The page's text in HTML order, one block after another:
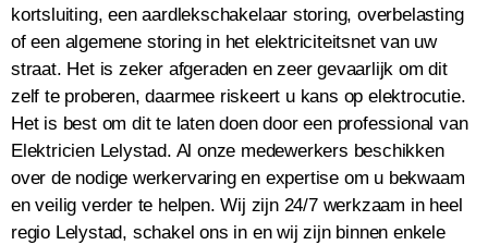
kortsluiting, een aardlekschakelaar storing, overbelasting
of een algemene storing in het elektriciteitsnet van uw
straat. Het is zeker afgeraden en zeer gevaarlijk om dit
zelf te proberen, daarmee riskeert u kans op elektrocutie.
Het is best om dit te laten doen door een professional van
Elektricien Lelystad. Al onze medewerkers beschikken
over de nodige werkervaring en expertise om u bekwaam
en veilig verder te helpen. Wij zijn 24/7 werkzaam in heel
regio Lelystad, schakel ons in en wij zijn binnen enkele